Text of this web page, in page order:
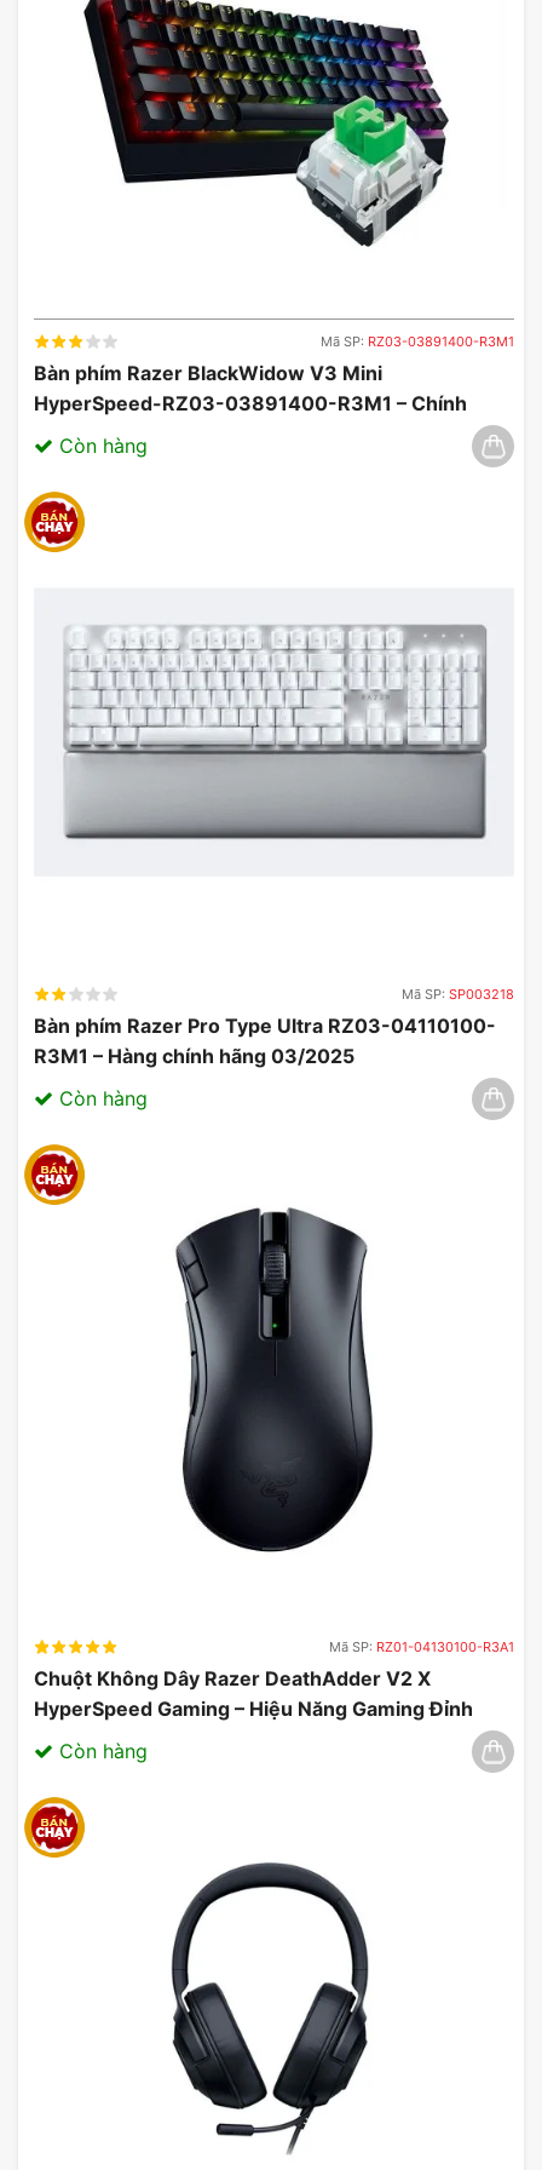
Nghe nhạc liên tục 24 giờ
Thời lượng sử dụng lên đến 24 giờ, JBL Boombox
2 sẽ cho phép bạn phát nhạc suốt cả ngày, cuộc
vui của bạn sẽ đảm bảo được kéo dài với âm nhạc
sôi động, chất lượng. Ngoài ra, loa còn được tích
hợp cổng sạc cho phép bạn nạp đầy năng lượng
cơ hội sở hữu với mức giá ưu đãi nhất.
Mã SP: RZ03-03891400-R3M1
Bàn phím Razer BlackWidow V3 Mini
HyperSpeed-RZ03-03891400-R3M1 – Chính
Hãng, Đẳng Cấp Không Dây 03/2025
Còn hàng
Mã SP: SP003218
Bàn phím Razer Pro Type Ultra RZ03-04110100-
R3M1 – Hàng chính hãng 03/2025
Còn hàng
Mã SP: RZ01-04130100-R3A1
Chuột Không Dây Razer DeathAdder V2 X
HyperSpeed Gaming – Hiệu Năng Gaming Đỉnh
Cao 03/2025
Còn hàng